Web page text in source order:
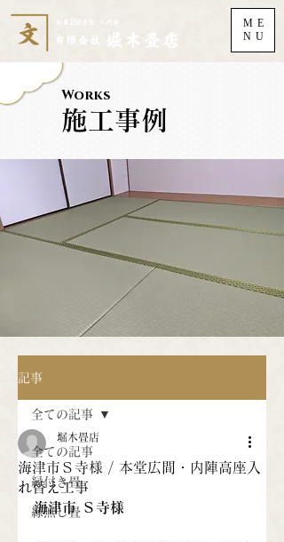
ME
NU
Works
施工事例
記事
全ての記事
縁付き畳
縁無し畳
全ての記事
海津市Ｓ寺様 / 本堂広間・内陣高座入
れ替え工事
堀木畳店
海津市 Ｓ寺様